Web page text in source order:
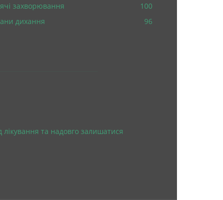
захворювання
100
дихання
96
та надовго залишатися